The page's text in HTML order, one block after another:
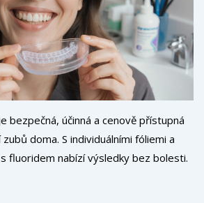
bezpečná, účinná a cenově přístupná
doma. S individuálními fóliemi a
fluoridem nabízí výsledky bez bolesti.
a všechny, kdo chtějí světlejší